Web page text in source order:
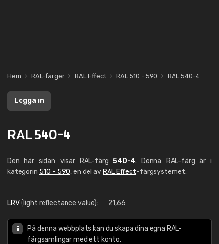
Hem RAL-färger RAL Effect RAL 510 - 590 RAL 540-4
Logga in
RAL 540-4
Den här sidan visar RAL-färg540-4. Denna RAL-färg är i
kategorin 510 - 590, en del av RAL Effect-färgsystemet.
LRV(light reflectance value): 21,66
På denna webbplats kan du skapa dina egna RAL-
färgsamlingar med ett konto.